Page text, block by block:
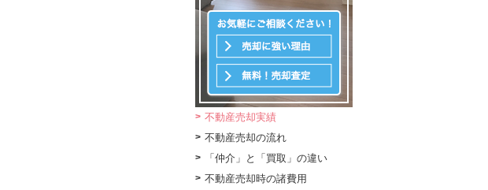
不動産売却実績
不動産売却の流れ
「仲介」と「買取」の違い
不動産売却時の諸費用